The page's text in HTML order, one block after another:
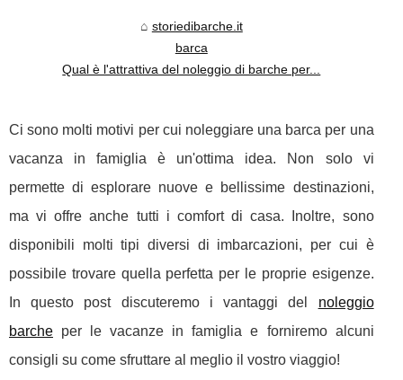
storiedibarche.it
barca
Qual è l'attrattiva del noleggio di barche per...
Ci sono molti motivi per cui noleggiare una barca per una
vacanza in famiglia è un'ottima idea. Non solo vi
permette di esplorare nuove e bellissime destinazioni,
ma vi offre anche tutti i comfort di casa. Inoltre, sono
disponibili molti tipi diversi di imbarcazioni, per cui è
possibile trovare quella perfetta per le proprie esigenze.
In questo post discuteremo i vantaggi del noleggio
barche per le vacanze in famiglia e forniremo alcuni
consigli su come sfruttare al meglio il vostro viaggio!